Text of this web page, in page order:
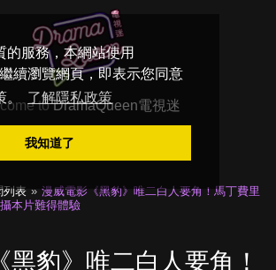
的服務，本網站使用
續瀏覽網頁，即表示您同意
。
了解隱私政策
我知道了
toDramaQueen電視迷
列表
漫威電影《黑豹》唯二白人要角！馬丁費里
本片難得體驗
黑豹》唯二白人要角！